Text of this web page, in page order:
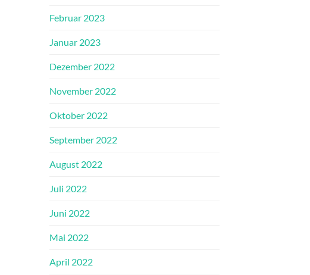
Februar 2023
Januar 2023
Dezember 2022
November 2022
Oktober 2022
September 2022
August 2022
Juli 2022
Juni 2022
Mai 2022
April 2022